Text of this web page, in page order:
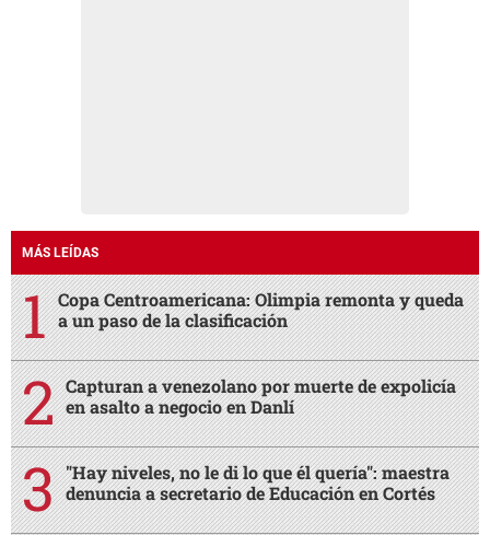
MÁS LEÍDAS
Copa Centroamericana: Olimpia remonta y queda
a un paso de la clasificación
Capturan a venezolano por muerte de expolicía
en asalto a negocio en Danlí
"Hay niveles, no le di lo que él quería": maestra
denuncia a secretario de Educación en Cortés